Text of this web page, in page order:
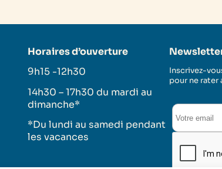
Horaires d’ouverture
9h15 -12h30
14h30 – 17h30 du mardi au
dimanche*
*Du lundi au samedi pendant
les vacances
Inscrivez-
pour ne rater